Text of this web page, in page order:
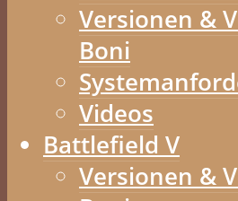
Versionen &
Boni
Videos
Battlefield V
Versionen &